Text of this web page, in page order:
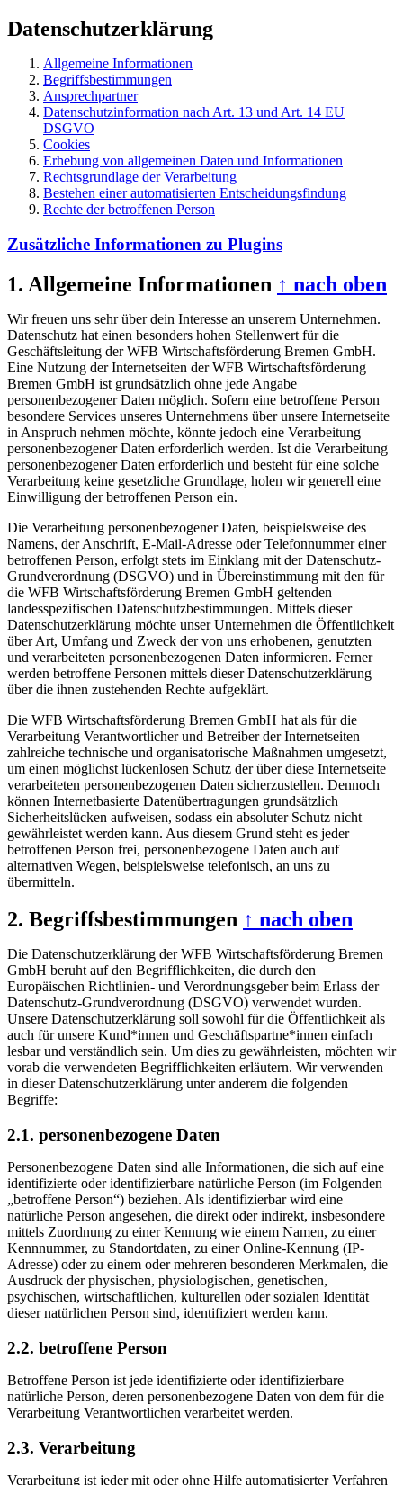
Datenschutzerklärung
Allgemeine Informationen
Begriffsbestimmungen
Ansprechpartner
Datenschutzinformation nach Art. 13 und Art. 14 EU
DSGVO
Cookies
Erhebung von allgemeinen Daten und Informationen
Rechtsgrundlage der Verarbeitung
Bestehen einer automatisierten Entscheidungsfindung
Rechte der betroffenen Person
Zusätzliche Informationen zu Plugins
1. Allgemeine Informationen ↑ nach oben
Wir freuen uns sehr über dein Interesse an unserem Unternehmen.
Datenschutz hat einen besonders hohen Stellenwert für die
Geschäftsleitung der WFB Wirtschaftsförderung Bremen GmbH.
Eine Nutzung der Internetseiten der WFB Wirtschaftsförderung
Bremen GmbH ist grundsätzlich ohne jede Angabe
personenbezogener Daten möglich. Sofern eine betroffene Person
besondere Services unseres Unternehmens über unsere Internetseite
in Anspruch nehmen möchte, könnte jedoch eine Verarbeitung
personenbezogener Daten erforderlich werden. Ist die Verarbeitung
personenbezogener Daten erforderlich und besteht für eine solche
Verarbeitung keine gesetzliche Grundlage, holen wir generell eine
Einwilligung der betroffenen Person ein.
Die Verarbeitung personenbezogener Daten, beispielsweise des
Namens, der Anschrift, E-Mail-Adresse oder Telefonnummer einer
betroffenen Person, erfolgt stets im Einklang mit der Datenschutz-
Grundverordnung (DSGVO) und in Übereinstimmung mit den für
die WFB Wirtschaftsförderung Bremen GmbH geltenden
landesspezifischen Datenschutzbestimmungen. Mittels dieser
Datenschutzerklärung möchte unser Unternehmen die Öffentlichkeit
über Art, Umfang und Zweck der von uns erhobenen, genutzten
und verarbeiteten personenbezogenen Daten informieren. Ferner
werden betroffene Personen mittels dieser Datenschutzerklärung
über die ihnen zustehenden Rechte aufgeklärt.
Die WFB Wirtschaftsförderung Bremen GmbH hat als für die
Verarbeitung Verantwortlicher und Betreiber der Internetseiten
zahlreiche technische und organisatorische Maßnahmen umgesetzt,
um einen möglichst lückenlosen Schutz der über diese Internetseite
verarbeiteten personenbezogenen Daten sicherzustellen. Dennoch
können Internetbasierte Datenübertragungen grundsätzlich
Sicherheitslücken aufweisen, sodass ein absoluter Schutz nicht
gewährleistet werden kann. Aus diesem Grund steht es jeder
betroffenen Person frei, personenbezogene Daten auch auf
alternativen Wegen, beispielsweise telefonisch, an uns zu
übermitteln.
2. Begriffsbestimmungen ↑ nach oben
Die Datenschutzerklärung der WFB Wirtschaftsförderung Bremen
GmbH beruht auf den Begrifflichkeiten, die durch den
Europäischen Richtlinien- und Verordnungsgeber beim Erlass der
Datenschutz-Grundverordnung (DSGVO) verwendet wurden.
Unsere Datenschutzerklärung soll sowohl für die Öffentlichkeit als
auch für unsere Kund*innen und Geschäftspartne*innen einfach
lesbar und verständlich sein. Um dies zu gewährleisten, möchten wir
vorab die verwendeten Begrifflichkeiten erläutern. Wir verwenden
in dieser Datenschutzerklärung unter anderem die folgenden
Begriffe:
2.1. personenbezogene Daten
Personenbezogene Daten sind alle Informationen, die sich auf eine
identifizierte oder identifizierbare natürliche Person (im Folgenden
„betroffene Person“) beziehen. Als identifizierbar wird eine
natürliche Person angesehen, die direkt oder indirekt, insbesondere
mittels Zuordnung zu einer Kennung wie einem Namen, zu einer
Kennnummer, zu Standortdaten, zu einer Online-Kennung (IP-
Adresse) oder zu einem oder mehreren besonderen Merkmalen, die
Ausdruck der physischen, physiologischen, genetischen,
psychischen, wirtschaftlichen, kulturellen oder sozialen Identität
dieser natürlichen Person sind, identifiziert werden kann.
2.2. betroffene Person
Betroffene Person ist jede identifizierte oder identifizierbare
natürliche Person, deren personenbezogene Daten von dem für die
Verarbeitung Verantwortlichen verarbeitet werden.
2.3. Verarbeitung
Verarbeitung ist jeder mit oder ohne Hilfe automatisierter Verfahren